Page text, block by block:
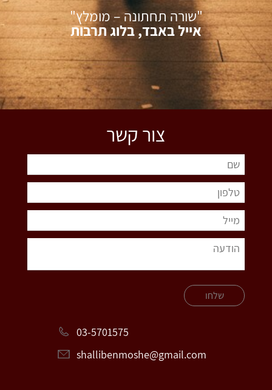
"שורה תחתונה – מומלץ"
אייל באבד, בלוג תרבות
צור קשר
שלחו
03-5701575
shallibenmoshe@gmail.com